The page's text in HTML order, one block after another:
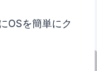
OSを簡単にク